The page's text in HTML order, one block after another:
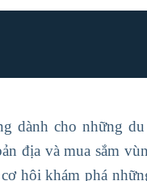
dành cho những du
địa và mua sắm
hội khám phá